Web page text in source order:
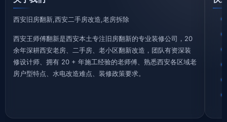
西安旧房翻新,西安二手房改造,老房拆除
西安王师傅翻新是西安本土专注旧房翻新的专业装修公司，20
余年深耕西安老房、二手房、老小区翻新改造，团队有资深装
修设计师、拥有 20 + 年施工经验的老师傅、熟悉西安各区域老
房户型特点、水电改造难点、装修政策要求。